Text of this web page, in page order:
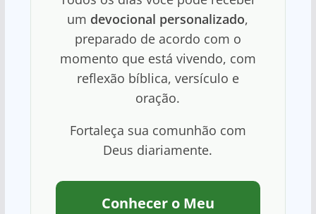
um devocional personalizado,
preparado de acordo com o
momento que está vivendo, com
reflexão bíblica, versículo e
oração.
Fortaleça sua comunhão com
Deus diariamente.
Conhecer o Meu